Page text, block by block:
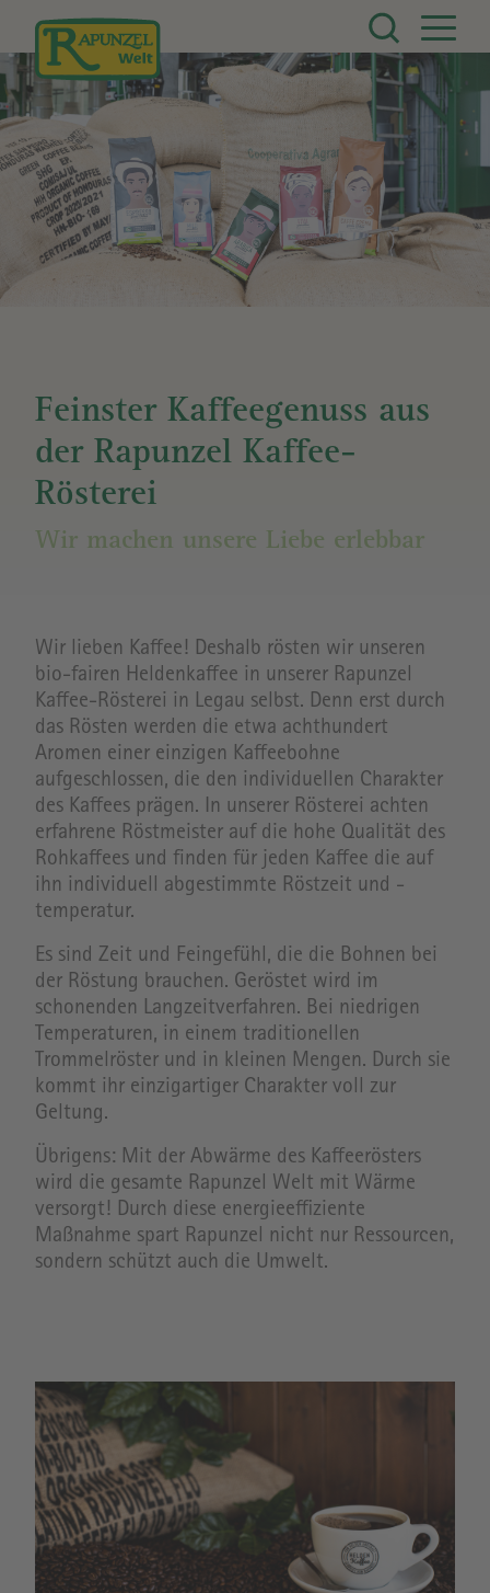
Direkt zum Inhalt
Feinster Kaffeegenuss aus
der Rapunzel Kaffee-
Rösterei
Wir machen unsere Liebe erlebbar
Wir lieben Kaffee! Deshalb rösten wir unseren
bio-fairen Heldenkaffee in unserer Rapunzel
Kaffee-Rösterei in Legau selbst. Denn erst durch
das Rösten werden die etwa achthundert
Aromen einer einzigen Kaffeebohne
aufgeschlossen, die den individuellen Charakter
des Kaffees prägen. In unserer Rösterei achten
erfahrene Röstmeister auf die hohe Qualität des
Rohkaffees und finden für jeden Kaffee die auf
ihn individuell abgestimmte Röstzeit und -
temperatur.
Es sind Zeit und Feingefühl, die die Bohnen bei
der Röstung brauchen. Geröstet wird im
schonenden Langzeitverfahren. Bei niedrigen
Temperaturen, in einem traditionellen
Trommelröster und in kleinen Mengen. Durch sie
kommt ihr einzigartiger Charakter voll zur
Geltung.
Übrigens: Mit der Abwärme des Kaffeerösters
wird die gesamte Rapunzel Welt mit Wärme
versorgt! Durch diese energieeffiziente
Maßnahme spart Rapunzel nicht nur Ressourcen,
sondern schützt auch die Umwelt.
Image